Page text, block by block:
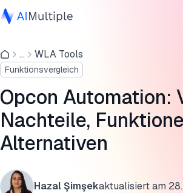
Agentische KI
Cybersicherheit
Daten
Unternehmenssoftware
Dienstleistungen
Kontaktieren
... WLA Tools
Funktionsvergleich
Opcon Automation:
Nachteile,
Alternativen
Hazal Şimşekaktualisiert am
Was ist OpCon Automation?
Neueste Nachrichten zu SMA
Weiterführende Literatur